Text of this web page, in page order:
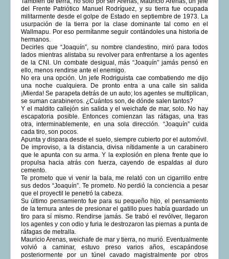
del Frente Patriótico Manuel Rodríguez, y su tierra fue ocupada
militarmente desde el golpe de Estado en septiembre de 1973. La
usurpación de la tierra por la clase dominante tal como en el
Wallmapu. Por eso permítanme seguir contándoles una historia de
hermanos.
Decirles que “Joaquín”, su nombre clandestino, miró para todos
lados mientras alistaba su revolver para enfrentarse a los agentes
de la CNI. Un combate desigual, más “Joaquín” jamás pensó en
ello, menos rendirse ante el enemigo.
No era una opción. Un jefe Rodriguista cae combatiendo me dijo
una noche cualquiera. De pronto entra a una calle sin salida
¡Mierda! Se parapeta detrás de un auto; los agentes se multiplican,
se suman carabineros. ¿Cuántos son, de dónde salen tantos?
Y el maldito callejón sin salida y el weichafe de mar, solo. No hay
escapatoria posible. Entonces comienzan las ráfagas, una tras
otra, interminablemente, en una sola dirección. “Joaquín” cuida
cada tiro, son pocos.
Apunta y dispara desde el suelo, siempre cubierto por el automóvil.
De improviso, a la distancia, divisa nítidamente a un carabinero
que le apunta con su arma. Y la explosión en plena frente que lo
propulsa hacia atrás con fuerza, cayendo de espaldas al duro
cemento.
Te prometo que vi venir la bala, me relató con un cigarrillo entre
sus dedos “Joaquín”. Te prometo. No perdió la conciencia a pesar
que el proyectil le penetró la cabeza.
Su último pensamiento fue para su pequeño hijo, el pensamiento
de la ternura antes de presionar el gatillo pues había guardado un
tiro para sí mismo. Rendirse jamás. Se trabó el revólver, llegaron
los agentes y con odio y furia le destrozaron las piernas a punta de
ráfagas de metralla.
Mauricio Arenas, weichafe de mar y tierra, no murió. Eventualmente
volvió a caminar, estuvo preso varios años, escapándose
posteriormente por un túnel cavado magistralmente por otros